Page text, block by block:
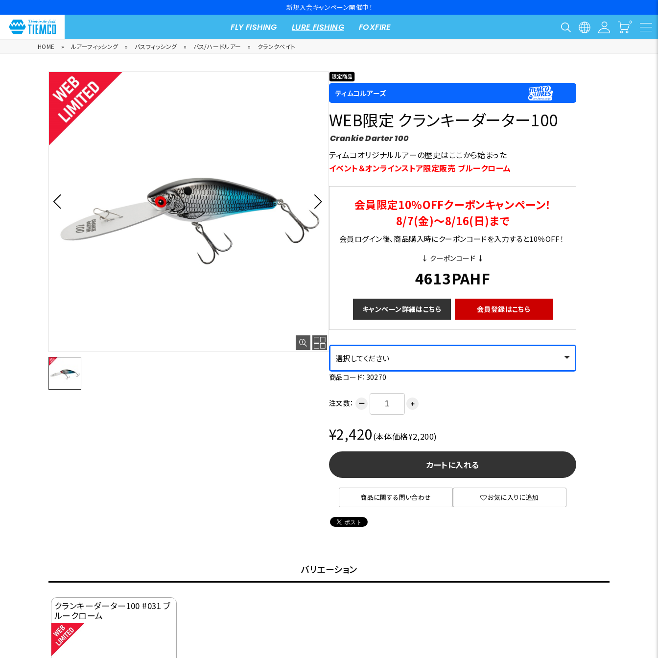
新規入会キャンペーン開催中！
FLY FISHING LURE FISHING FOXFIRE
HOME » ルアーフィッシング » バスフィッシング » バス/ハードルアー » クランクベイト
ティムコルアーズ
WEB限定 クランキーダーター100
Crankie Darter 100
ティムコオリジナルルアーの歴史はここから始まった
イベント＆オンラインストア限定販売 ブルークローム
会員限定10％OFFクーポンキャンペーン！
8/7(金)～8/16(日)まで
会員ログイン後、商品購入時にクーポンコードを入力すると10％OFF！
↓ クーポンコード ↓
4613PAHF
キャンペーン詳細はこちら 会員登録はこちら
選択してください
商品コード：30270
注文数： ー ＋
¥2,420(本体価格¥2,200)
カートに入れる
商品に関する問い合わせ お気に入りに追加
バリエーション
クランキーダーター100 #031 ブ
ルークローム